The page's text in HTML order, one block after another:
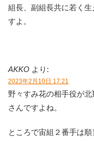
組長、副組長共に若く
すよ。
AKKO より:
2023年2月10日 17:21
野々すみ花の相手役が
さんですよね。
ところで宙組２番手は